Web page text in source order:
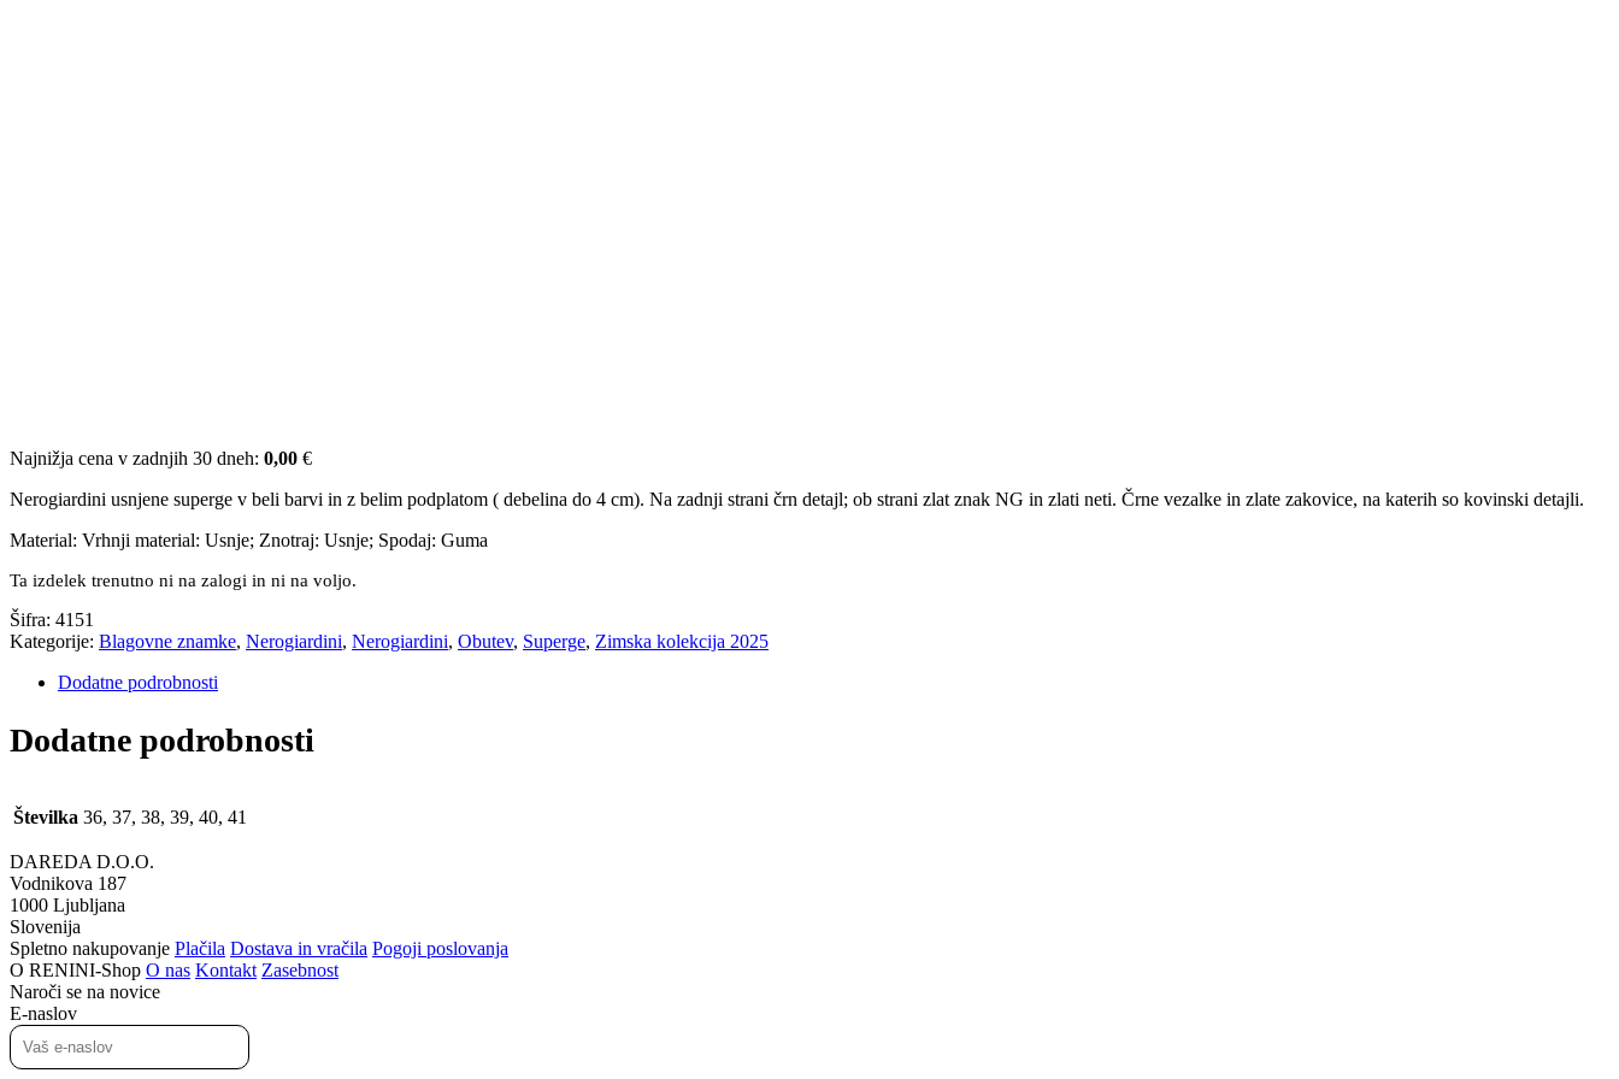
Najnižja cena v zadnjih 30 dneh: 0,00 €
Nerogiardini usnjene superge v beli barvi in z belim podplatom ( debelina do 4 cm). Na zadnji strani črn detajl; ob strani zlat znak NG in zlati neti. Črne vezalke in zlate zakovice, na katerih so kovinski detajli.
Material: Vrhnji material: Usnje; Znotraj: Usnje; Spodaj: Guma
Ta izdelek trenutno ni na zalogi in ni na voljo.
Šifra: 4151
Kategorije: Blagovne znamke, Nerogiardini, Nerogiardini, Obutev, Superge, Zimska kolekcija 2025
Dodatne podrobnosti
Dodatne podrobnosti
Številka 36, 37, 38, 39, 40, 41
DAREDA D.O.O.
Vodnikova 187
1000 Ljubljana
Slovenija
Spletno nakupovanje Plačila Dostava in vračila Pogoji poslovanja
O RENINI-Shop O nas Kontakt Zasebnost
Naroči se na novice
E-naslov